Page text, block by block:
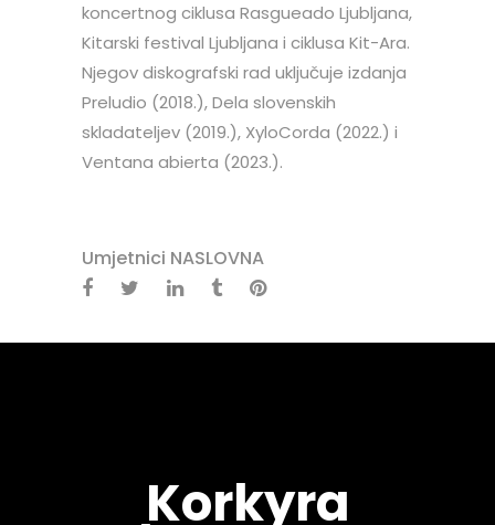
koncertnog ciklusa Rasgueado Ljubljana,
Kitarski festival Ljubljana i ciklusa Kit-Ara.
Njegov diskografski rad uključuje izdanja
Preludio (2018.), Dela slovenskih
skladateljev (2019.), XyloCorda (2022.) i
Ventana abierta (2023.).
Umjetnici NASLOVNA
Korkyra